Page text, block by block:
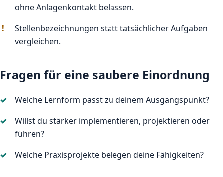
ohne Anlagenkontakt belassen.
Stellenbezeichnungen statt tatsächlicher Aufgaben
vergleichen.
Fragen für eine saubere Einordnung
Welche Lernform passt zu deinem Ausgangspunkt?
Willst du stärker implementieren, projektieren oder
führen?
Welche Praxisprojekte belegen deine Fähigkeiten?